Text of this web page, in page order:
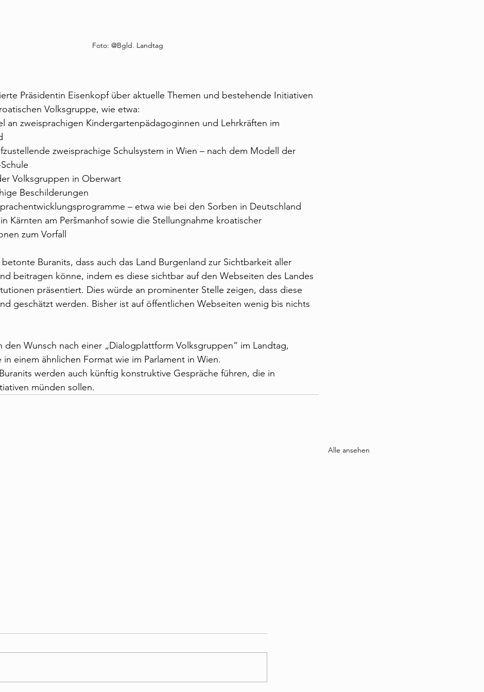
Foto: @Bgld. Landtag
Präsidentin Eisenkopf über aktuelle Themen und bestehende Initiativen
Volksgruppe, wie etwa:
an zweisprachigen Kindergartenpädagoginnen und Lehrkräften im
zweisprachige Schulsystem in Wien – nach dem Modell der
Volksgruppen in Oberwart
Beschilderungen
– etwa wie bei den Sorben in Deutschland
Kärnten am Peršmanhof sowie die Stellungnahme kroatischer
zum Vorfall
Buranits, dass auch das Land Burgenland zur Sichtbarkeit aller
beitragen könne, indem es diese sichtbar auf den Webseiten des Landes
präsentiert. Dies würde an prominenter Stelle zeigen, dass diese
geschätzt werden. Bisher ist auf öffentlichen Webseiten wenig bis nichts
den Wunsch nach einer „Dialogplattform Volksgruppen“ im Landtag,
in einem ähnlichen Format wie im Parlament in Wien.
werden auch künftig konstruktive Gespräche führen, die in
münden sollen.
Alle ansehen